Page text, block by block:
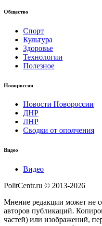
Общество
Спорт
Культура
Здоровье
Технологии
Полезное
Новороссия
Новости Новороссии
ДНР
ЛНР
Сводки от ополчения
Видео
Видео
PolitCentr.ru © 2013-2026
Мнение редакции может не
авторов публикаций.
частей) или изображений,